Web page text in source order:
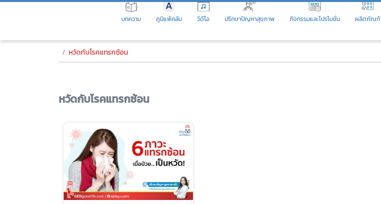
Skip
บทความ ภูมิแพ้คลับ วีดีโอ ปรึกษาปัญหาสุขภาพ กิจกรรมและโปรโมชั่น ผลิตภัณฑ์
หวัดกับโรคแทรกซ้อน
หวัดกับโรคแทรกซ้อน